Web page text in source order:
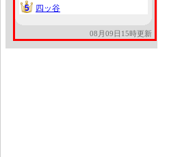
5
5 四ッ谷
08月09日15時更新